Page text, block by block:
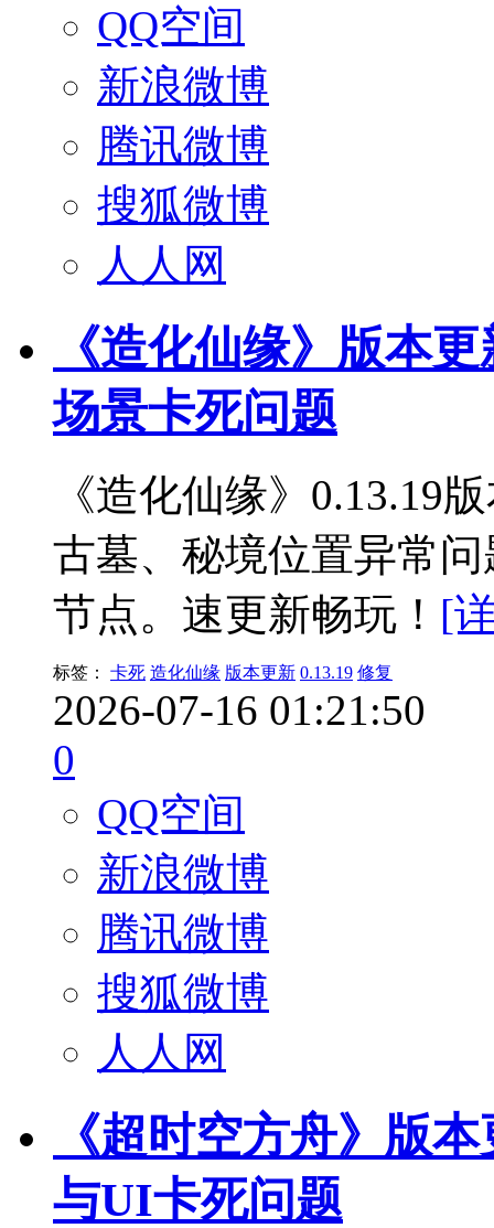
QQ空间
新浪微博
腾讯微博
搜狐微博
人人网
《造化仙缘》版本
场景卡死问题
《造化仙缘》0.13.19
古墓、秘境位置异常
节点。速更新畅玩！ [
标签： 卡死 造化仙缘 版本更新 0.13.19 修复
2026-07-16 01:21:50
0
QQ空间
新浪微博
腾讯微博
搜狐微博
人人网
《超时空方舟》版
与UI卡死问题